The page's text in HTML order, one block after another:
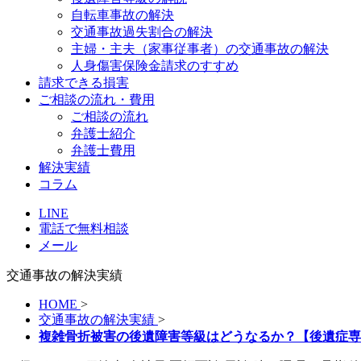
自転車事故の解決
交通事故過失割合の解決
主婦・主夫（家事従事者）の交通事故の解決
人身傷害保険金請求のすすめ
請求できる損害
ご相談の流れ・費用
ご相談の流れ
弁護士紹介
弁護士費用
解決実績
コラム
LINE
電話で無料相談
メール
交通事故の解決実績
HOME >
交通事故の解決実績 >
複雑骨折被害の後遺障害等級はどうなるか？【後遺症専